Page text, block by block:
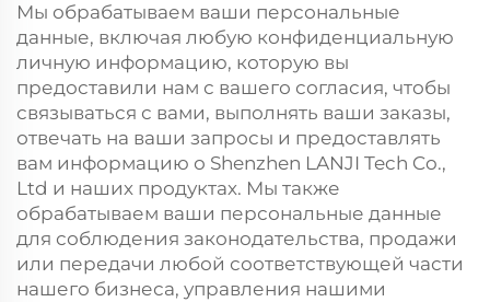
Мы обрабатываем ваши персональные
данные, включая любую конфиденциальную
личную информацию, которую вы
предоставили нам с вашего согласия, чтобы
связываться с вами, выполнять ваши заказы,
отвечать на ваши запросы и предоставлять
вам информацию о Shenzhen LANJI Tech Co.,
Ltd и наших продуктах. Мы также
обрабатываем ваши персональные данные
для соблюдения законодательства, продажи
или передачи любой соответствующей части
нашего бизнеса, управления нашими